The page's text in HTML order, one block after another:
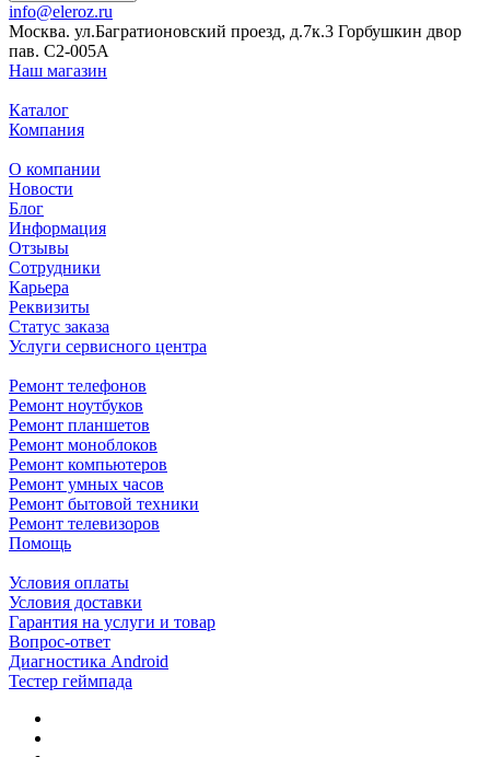
info@eleroz.ru
Москва. ул.Багратионовский проезд, д.7к.3 Горбушкин двор
пав. C2-005A
Наш магазин
Каталог
Компания
О компании
Новости
Блог
Информация
Отзывы
Сотрудники
Карьера
Реквизиты
Статус заказа
Услуги сервисного центра
Ремонт телефонов
Ремонт ноутбуков
Ремонт планшетов
Ремонт моноблоков
Ремонт компьютеров
Ремонт умных часов
Ремонт бытовой техники
Ремонт телевизоров
Помощь
Условия оплаты
Условия доставки
Гарантия на услуги и товар
Вопрос-ответ
Диагностика Android
Тестер геймпада